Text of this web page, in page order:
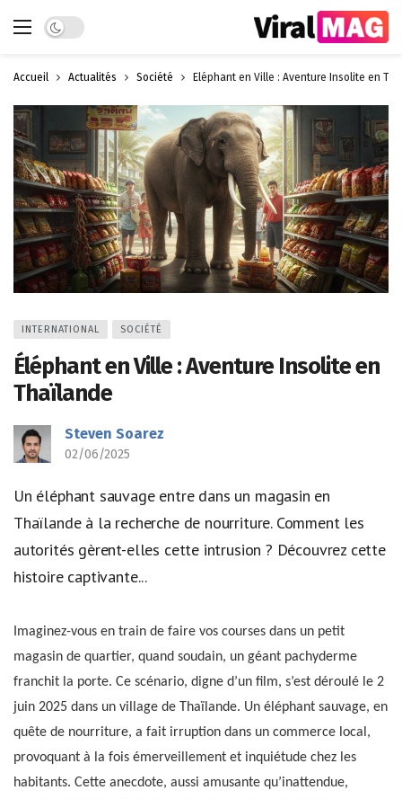
Dark mode
Accueil Actualités Société Éléphant en Ville : Aventure Insolite en
INTERNATIONAL SOCIÉTÉ
Éléphant en Ville : Aventure Insolite en
Thaïlande
Steven Soarez
02/06/2025
Un éléphant sauvage entre dans un magasin en
Thaïlande à la recherche de nourriture. Comment les
autorités gèrent-elles cette intrusion ? Découvrez cette
histoire captivante...
Imaginez-vous en train de faire vos courses dans un petit
magasin de quartier, quand soudain, un géant pachyderme
franchit la porte. Ce scénario, digne d’un film, s’est déroulé le 2
juin 2025 dans un village de Thaïlande. Un éléphant sauvage, en
quête de nourriture, a fait irruption dans un commerce local,
provoquant à la fois émerveillement et inquiétude chez les
habitants. Cette anecdote, aussi amusante qu’inattendue,